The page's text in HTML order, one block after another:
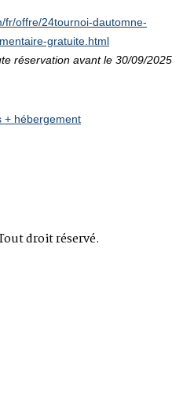
fr/offre/24tournoi-dautomne-
gratuite.html
réservation avant le 30/09/2025
+ hébergement
droit réservé.